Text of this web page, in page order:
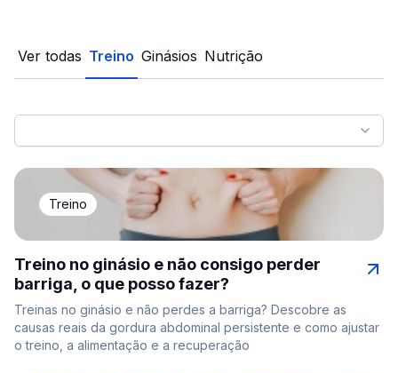
Ver todas Treino Treino
Ginásios Ginásios
Nutrição
Treino
Treino no ginásio e não consigo perder
barriga, o que posso fazer?
Treinas no ginásio e não perdes a barriga? Descobre as
causas reais da gordura abdominal persistente e como ajustar
o treino, a alimentação e a recuperação